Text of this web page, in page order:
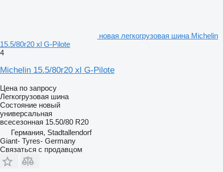
новая легкогрузовая шина Michelin
15.5/80r20 xl G-Pilote
4
Michelin 15.5/80r20 xl G-Pilote
Цена по запросу
Легкогрузовая шина
Состояние новый
универсальная
всесезонная 15.50/80 R20
Германия, Stadtallendorf
Giant- Tyres- Germany
Связаться с продавцом